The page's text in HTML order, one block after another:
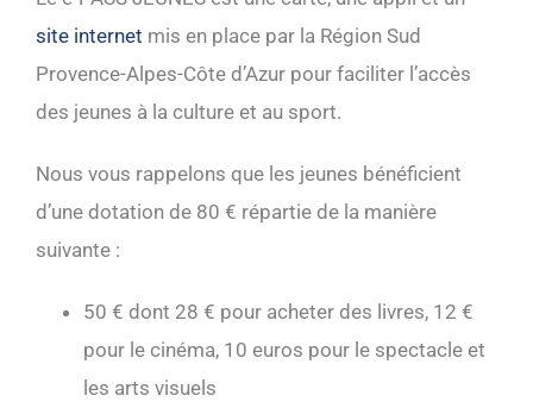
site internet mis en place par la Région Sud
Provence-Alpes-Côte d’Azur pour faciliter l’accès
des jeunes à la culture et au sport.
Nous vous rappelons que les jeunes bénéficient
d’une dotation de 80 € répartie de la manière
suivante :
50 € dont 28 € pour acheter des livres, 12 €
pour le cinéma, 10 euros pour le spectacle et
les arts visuels